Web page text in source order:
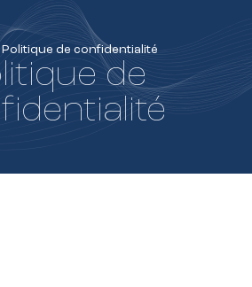
Politique de confidentialité
de